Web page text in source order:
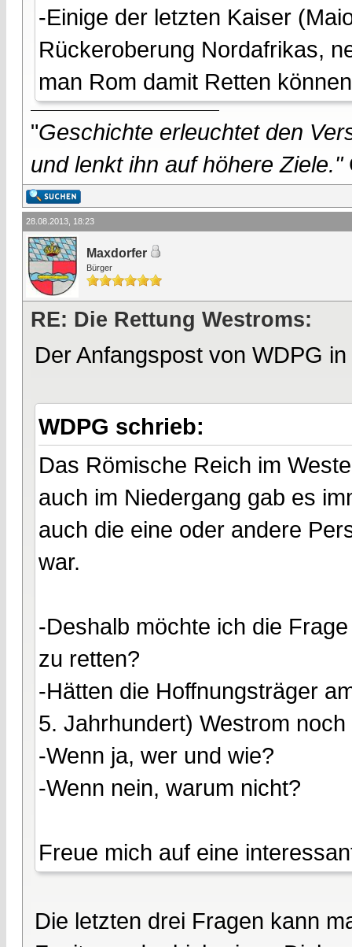
-Einige der letzten Kaiser
Rückeroberung Nordafrikas,
man Rom damit Retten
"Geschichte erleuchtet den
und lenkt ihn auf höhere Ziele."
28.08.2013, 18:23
Maxdorfer
Bürger
RE: Die Rettung Westroms:
Der Anfangspost von WDPG
WDPG schrieb:
Das Römische Reich im
auch im Niedergang gab es
auch die eine oder andere
war.
-Deshalb möchte ich die
zu retten?
-Hätten die Hoffnungsträger
5. Jahrhundert) Westrom
-Wenn ja, wer und wie?
-Wenn nein, warum nicht?
Freue mich auf eine
Die letzten drei Fragen kann